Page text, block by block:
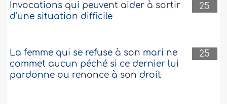
25
Invocations qui peuvent aider à sortir
d’une situation difficile
25
La femme qui se refuse à son mari ne
commet aucun péché si ce dernier lui
pardonne ou renonce à son droit